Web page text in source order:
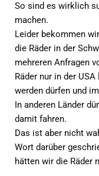
So sind es wirklich
machen.
Leider bekommen
die Räder in der
mehreren Anfragen
Räder nur in der
werden dürfen und
In anderen Länder
damit fahren.
Das ist aber nicht
Wort darüber
hätten wir die Räder